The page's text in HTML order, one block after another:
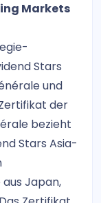
Markets
Stars
und
der
bezieht
Stars Asia-
Japan,